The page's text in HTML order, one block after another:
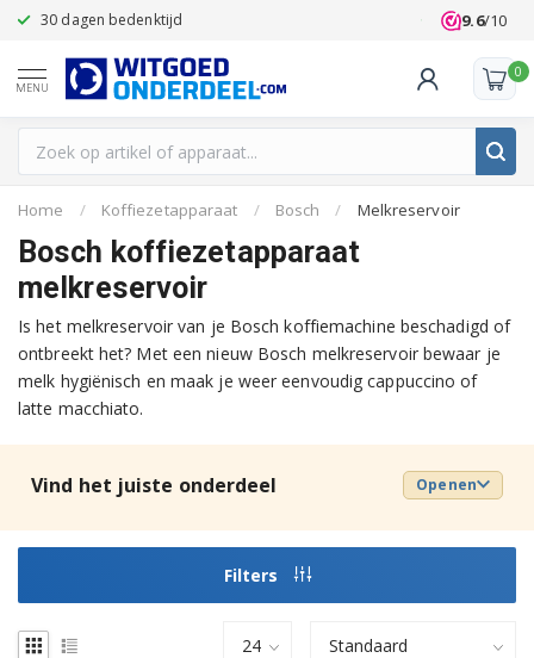
30 dagen bedenktijd Klanten
9.6/10
MENU
0
Home / Koffiezetapparaat / Bosch / Melkreservoir
Bosch koffiezetapparaat
melkreservoir
Is het melkreservoir van je Bosch koffiemachine beschadigd of
ontbreekt het? Met een nieuw Bosch melkreservoir bewaar je
melk hygiënisch en maak je weer eenvoudig cappuccino of
latte macchiato.
Vind het juiste onderdeel Openen
Filters